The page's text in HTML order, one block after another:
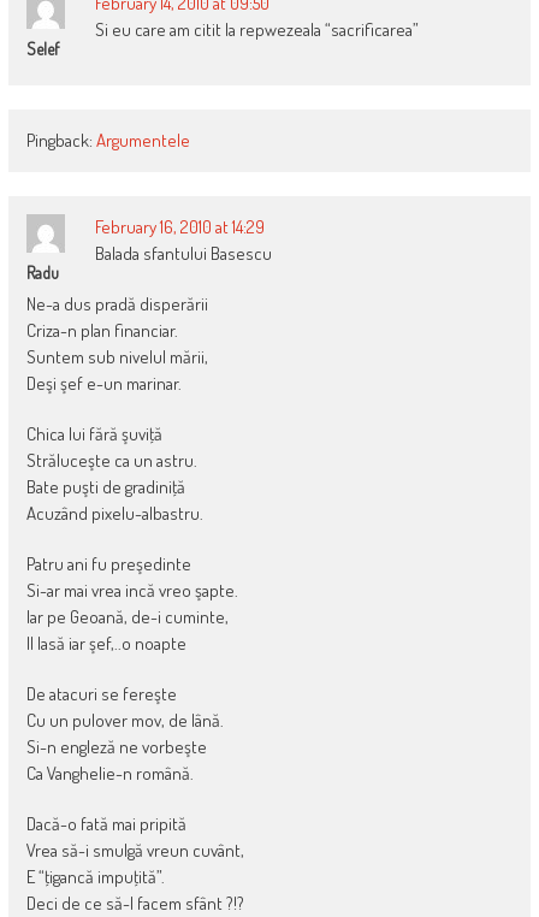
Selef
Si eu care am citit la repwezeala “sacrificarea”
Pingback: Argumentele
Radu
February 16, 2010 at 14:29
Balada sfantului Basescu
Ne-a dus pradă disperării
Criza-n plan financiar.
Suntem sub nivelul mării,
Deşi şef e-un marinar.
Chica lui fără şuviţă
Străluceşte ca un astru.
Bate puşti de gradiniţă
Acuzând pixelu-albastru.
Patru ani fu preşedinte
Si-ar mai vrea incă vreo şapte.
Iar pe Geoană, de-i cuminte,
Il lasă iar şef,..o noapte
De atacuri se fereşte
Cu un pulover mov, de lână.
Si-n engleză ne vorbeşte
Ca Vanghelie-n română.
Dacă-o fată mai pripită
Vrea să-i smulgă vreun cuvânt,
E “ţigancă impuţită”.
Deci de ce să-l facem sfânt ?!?